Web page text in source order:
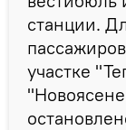
станции.
участке